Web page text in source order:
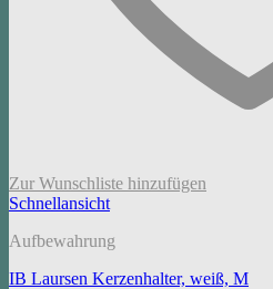
Zur Wunschliste hinzufügen
Schnellansicht
Aufbewahrung
IB Laursen Kerzenhalter, weiß, M